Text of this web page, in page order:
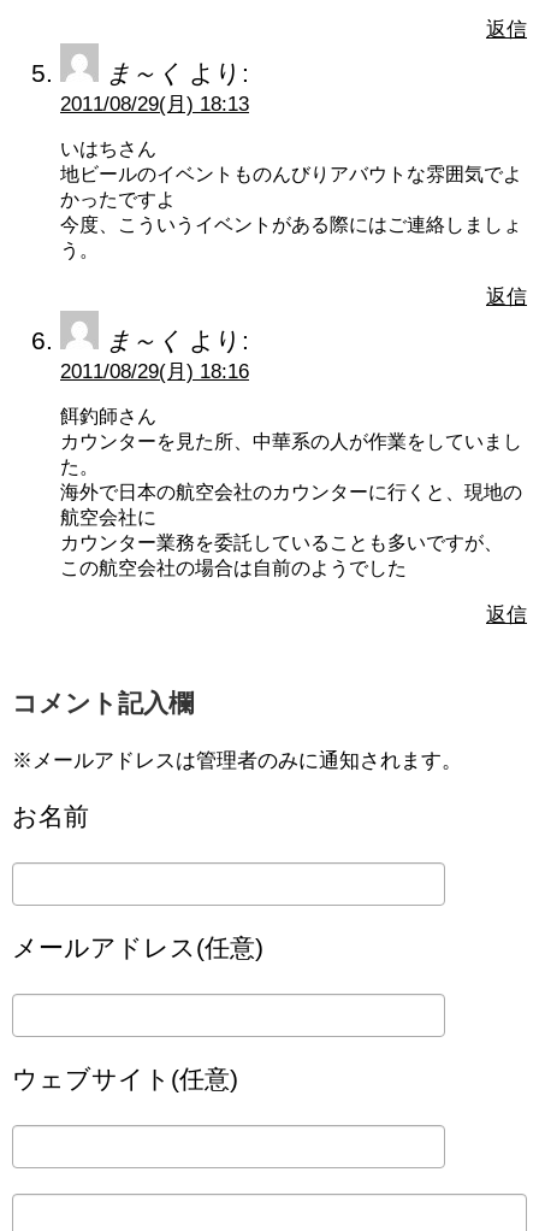
返信
ま～く より:
2011/08/29(月) 18:13
いはちさん
地ビールのイベントものんびりアバウトな雰囲気でよ
かったですよ
今度、こういうイベントがある際にはご連絡しましょ
う。
返信
ま～く より:
2011/08/29(月) 18:16
餌釣師さん
カウンターを見た所、中華系の人が作業をしていまし
た。
海外で日本の航空会社のカウンターに行くと、現地の
航空会社に
カウンター業務を委託していることも多いですが、
この航空会社の場合は自前のようでした
返信
コメント記入欄
※メールアドレスは管理者のみに通知されます。
お名前
メールアドレス(任意)
ウェブサイト(任意)